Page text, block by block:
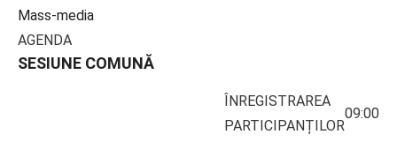
Mass-media
AGENDA
SESIUNE COMUNĂ
ÎNREGISTRAREA
PARTICIPANȚILOR
09:00